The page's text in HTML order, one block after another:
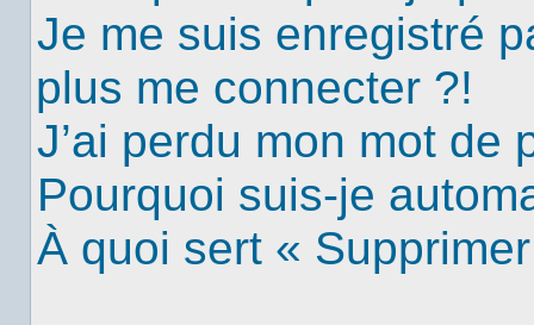
Je me suis enregistré
plus me connecter ?!
J’ai perdu mon mot de
Pourquoi suis-je
À quoi sert «